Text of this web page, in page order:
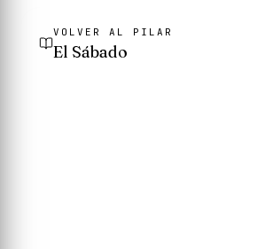
VOLVER AL PILAR
El Sábado